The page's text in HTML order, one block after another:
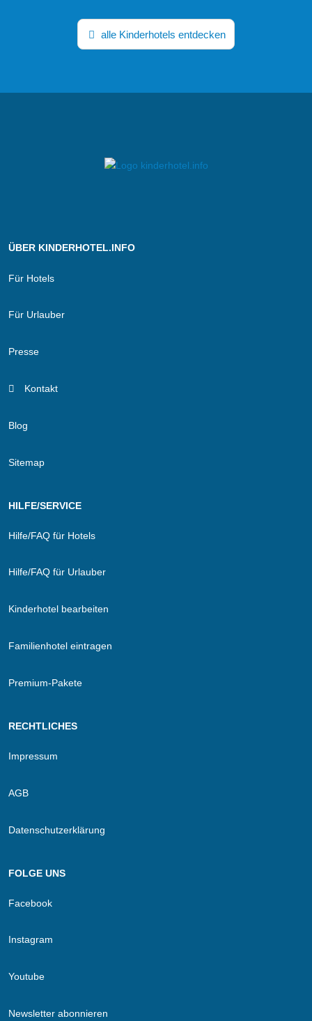
alle Kinderhotels entdecken
ÜBER KINDERHOTEL.INFO
Für Hotels
Für Urlauber
Presse
Kontakt
Blog
Sitemap
HILFE/SERVICE
Hilfe/FAQ für Hotels
Hilfe/FAQ für Urlauber
Kinderhotel bearbeiten
Familienhotel eintragen
Premium-Pakete
RECHTLICHES
Impressum
AGB
Datenschutzerklärung
FOLGE UNS
Facebook
Instagram
Youtube
Newsletter abonnieren